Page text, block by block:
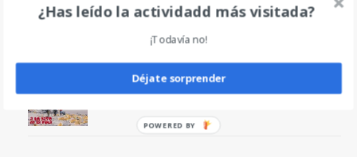
Falso Morocho
¿Has leído la actividadd más visitada?
¡Todavía no!
Déjate sorprender
POWERED BY